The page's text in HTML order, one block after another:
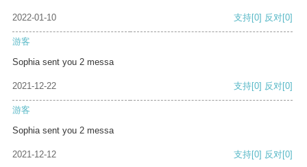
2022-01-10 支持[0] 反对[0]
游客
Sophia sent you 2 messa
2021-12-22 支持[0] 反对[0]
游客
Sophia sent you 2 messa
2021-12-12 支持[0] 反对[0]